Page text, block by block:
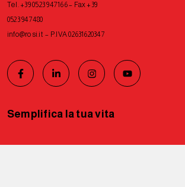
Tel. +39 0523 947166 – Fax +39
0523 947480
info@rosi.it– P.IVA 02631620347
Semplifica la tua vita